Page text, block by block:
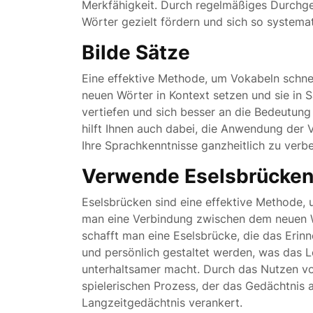
Merkfähigkeit. Durch regelmäßiges
Wörter gezielt fördern und sich so
Bilde Sätze
Eine effektive Methode, um Vokabeln
neuen Wörter in Kontext setzen und sie in
vertiefen und sich besser an die
hilft Ihnen auch dabei, die Anwendung der
Ihre Sprachkenntnisse ganzheitlich zu
Verwende Eselsbrücken
Eselsbrücken sind eine effektive Methode,
man eine Verbindung zwischen dem
schafft man eine Eselsbrücke, die das
und persönlich gestaltet werden, was das
unterhaltsamer macht. Durch das Nutzen
spielerischen Prozess, der das
Langzeitgedächtnis verankert.